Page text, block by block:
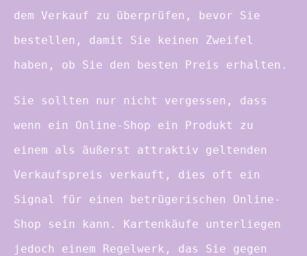
dem Verkauf zu überprüfen, bevor Sie
bestellen, damit Sie keinen Zweifel
haben, ob Sie den besten Preis erhalten.
Sie sollten nur nicht vergessen, dass
wenn ein Online-Shop ein Produkt zu
einem als äußerst attraktiv geltenden
Verkaufspreis verkauft, dies oft ein
Signal für einen betrügerischen Online-
Shop sein kann. Kartenkäufe unterliegen
jedoch einem Regelwerk, das Sie gegen